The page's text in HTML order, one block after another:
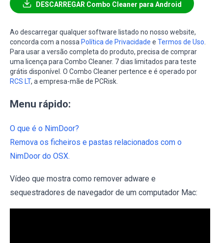
DESCARREGAR Combo Cleaner para Android
Ao descarregar qualquer software listado no nosso website,
concorda com a nossa Política de Privacidade e Termos de Uso.
Para usar a versão completa do produto, precisa de comprar
uma licença para Combo Cleaner. 7 dias limitados para teste
grátis disponível. O Combo Cleaner pertence e é operado por
RCS LT, a empresa-mãe de PCRisk.
Menu rápido:
O que é o NimDoor?
Remova os ficheiros e pastas relacionados com o
NimDoor do OSX.
Vídeo que mostra como remover adware e
sequestradores de navegador de um computador Mac: